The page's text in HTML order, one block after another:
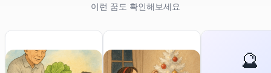
이런 꿈도 확인해보세요
🔮